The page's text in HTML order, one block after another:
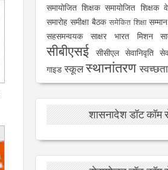
समायोजित शिक्षक समायोजित
समारोह समीक्षा बैठक समेकित शिक्षा सम्मान
सहसमन्वयक
साक्षर भारत मिशन
सीबीएसई सीसीएल सेवानिवृति
गाइड स्कूलस्थानांतरण स्वच्छता
शासनादेश डॉट कॉम